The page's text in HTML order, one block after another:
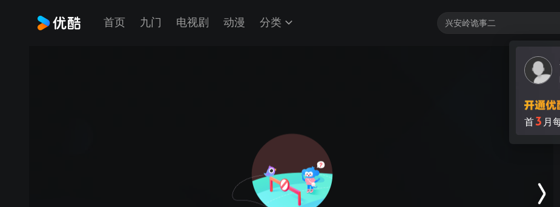
首页 九门 电视剧 动漫 分类
首3 月